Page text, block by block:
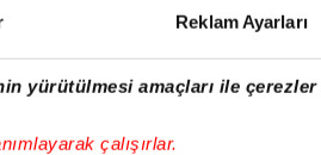
Reklam Ayarları
yürütülmesi amaçları ile çerezler
çalışırlar.